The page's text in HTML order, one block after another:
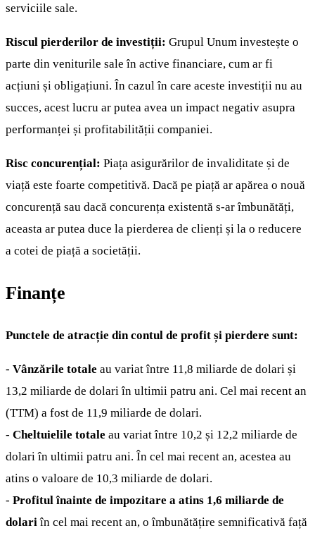
serviciile sale.
Riscul pierderilor de investiții: Grupul Unum investește o
parte din veniturile sale în active financiare, cum ar fi
acțiuni și obligațiuni. În cazul în care aceste investiții nu au
succes, acest lucru ar putea avea un impact negativ asupra
performanței și profitabilității companiei.
Risc concurențial: Piața asigurărilor de invaliditate și de
viață este foarte competitivă. Dacă pe piață ar apărea o nouă
concurență sau dacă concurența existentă s-ar îmbunătăți,
aceasta ar putea duce la pierderea de clienți și la o reducere
a cotei de piață a societății.
Finanțe
Punctele de atracție din contul de profit și pierdere sunt:
- Vânzările totale au variat între 11,8 miliarde de dolari și
13,2 miliarde de dolari în ultimii patru ani. Cel mai recent an
(TTM) a fost de 11,9 miliarde de dolari.
- Cheltuielile totale au variat între 10,2 și 12,2 miliarde de
dolari în ultimii patru ani. În cel mai recent an, acestea au
atins o valoare de 10,3 miliarde de dolari.
- Profitul înainte de impozitare a atins 1,6 miliarde de
dolariîn cel mai recent an, o îmbunătățire semnificativă față